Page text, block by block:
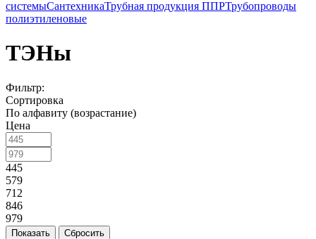
системыСантехникаТрубная продукция ППРТрубопроводы
полиэтиленовые
ТЭНы
Фильтр:
Сортировка
По алфавиту (возрастание)
Цена
445
579
712
846
979
Показать Сбросить